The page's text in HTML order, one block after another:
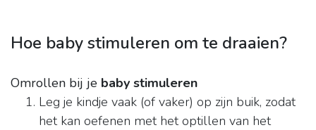
Hoe baby stimuleren om te draaien?
Omrollen bij je baby stimuleren
Leg je kindje vaak (of vaker) op zijn buik, zodat
het kan oefenen met het optillen van het